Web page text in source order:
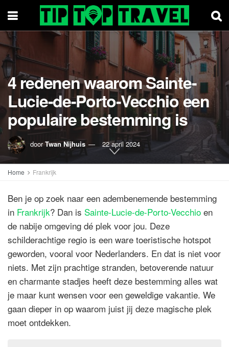
4 redenen waarom Sainte-
Lucie-de-Porto-Vecchio een
populaire bestemming is
door Twan Nijhuis 22 april 2024
Home Frankrijk
Ben je op zoek naar een adembenemende bestemming
in Frankrijk? Dan is Sainte-Lucie-de-Porto-Vecchio en
de nabije omgeving dé plek voor jou. Deze
schilderachtige regio is een ware toeristische hotspot
geworden, vooral voor Nederlanders. En dat is niet voor
niets. Met zijn prachtige stranden, betoverende natuur
en charmante stadjes heeft deze bestemming alles wat
je maar kunt wensen voor een geweldige vakantie. We
gaan dieper in op waarom juist jij deze magische plek
moet ontdekken.